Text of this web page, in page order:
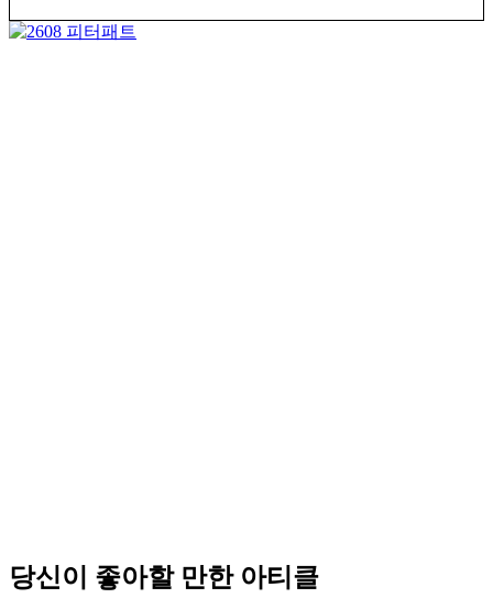
당신이 좋아할 만한 아티클